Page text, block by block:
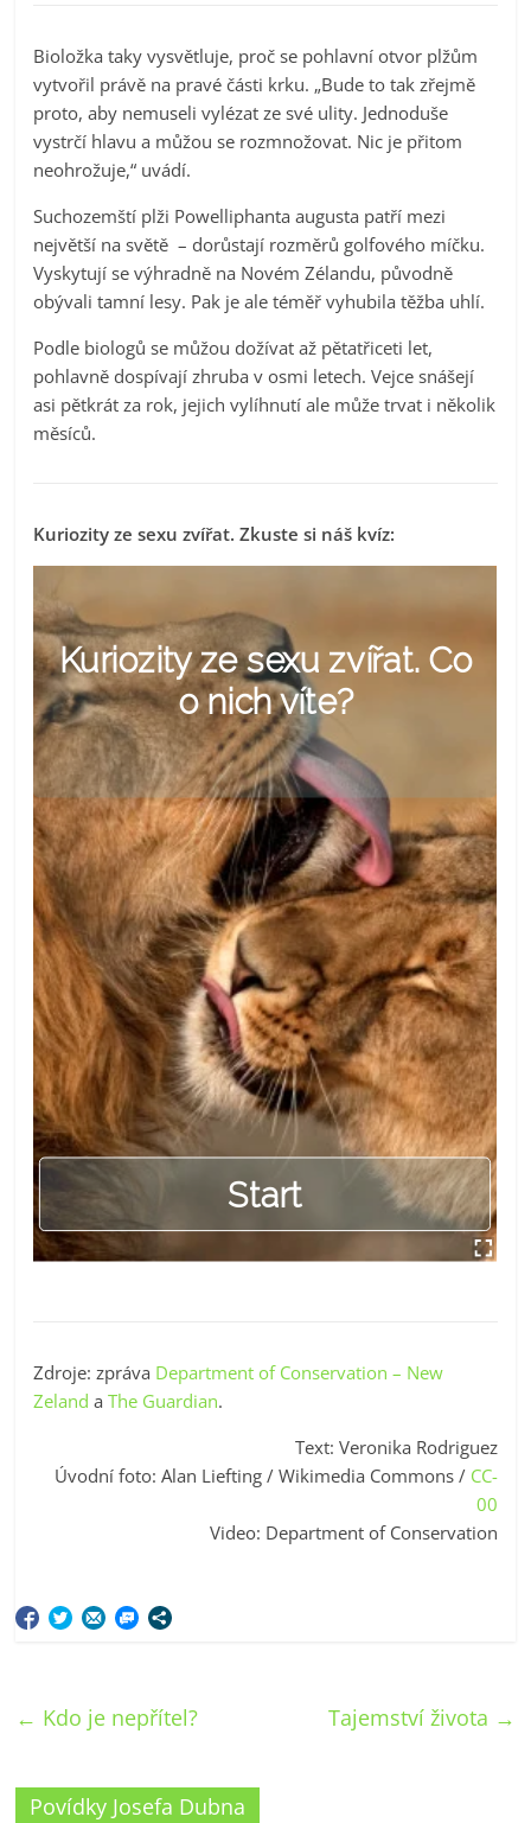
Bioložka taky vysvětluje, proč se pohlavní otvor plžům
vytvořil právě na pravé části krku. „Bude to tak zřejmě
proto, aby nemuseli vylézat ze své ulity. Jednoduše
vystrčí hlavu a můžou se rozmnožovat. Nic je přitom
neohrožuje,“ uvádí.
Suchozemští plži Powelliphanta augusta patří mezi
největší na světě – dorůstají rozměrů golfového míčku.
Vyskytují se výhradně na Novém Zélandu, původně
obývali tamní lesy. Pak je ale téměř vyhubila těžba uhlí.
Podle biologů se můžou dožívat až pětatřiceti let,
pohlavně dospívají zhruba v osmi letech. Vejce snášejí
asi pětkrát za rok, jejich vylíhnutí ale může trvat i několik
měsíců.
Kuriozity ze sexu zvířat. Zkuste si náš kvíz:
Zdroje: zpráva Department of Conservation – New
Zeland aThe Guardian.
Text: Veronika Rodriguez
Úvodní foto: Alan Liefting/ Wikimedia Commons / CC-
00
Video: Department of Conservation
← Kdo je nepřítel? Tajemství života →
Povídky Josefa Dubna